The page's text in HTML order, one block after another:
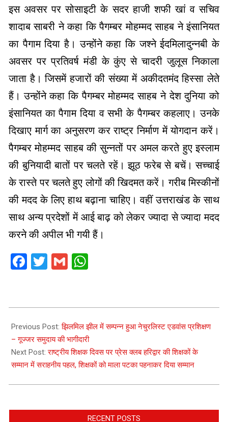
इस अवसर पर सोसाइटी के सदर हाजी शफी खां व सचिव
शादाब साबरी ने कहा कि पैगम्बर मोहम्मद साहब ने इंसानियत
का पैगाम दिया है। उन्होंने कहा कि जश्ने ईदमिलादुन्नबी के
अवसर पर प्रतिवर्ष मंडी के कुंए से चादरी जुलूस निकाला
जाता है। जिसमें हजारों की संख्या में अकीदतमंद हिस्सा लेते
हैं। उन्होंने कहा कि पैगम्बर मोहम्मद साहब ने देश दुनिया को
इंसानियत का पैगाम दिया व सभी के पैगम्बर कहलाए। उनके
दिखाए मार्ग का अनुसरण कर राष्ट्र निर्माण में योगदान करें।
पैगम्बर मोहम्मद साहब की सुन्नतों पर अमल करते हुए इस्लाम
की बुनियादी बातों पर चलते रहें। झूठ फरेब से बचें। सच्चाई
के रास्ते पर चलते हुए लोगों की खिदमत करें। गरीब मिस्कीनों
की मदद के लिए हाथ बढ़ाना चाहिए। वहीं उत्तराखंड के साथ
साथ अन्य प्रदेशों में आई बाढ़ को लेकर ज्यादा से ज्यादा मदद
करने की अपील भी गयी हैं।
Facebook
Twitter
Gmail
09-
05
Previous Post:झिलमिल झील में सम्पन्न हुआ नेचुरलिस्ट एडवांस प्रशिक्षण
– गूज्जर समुदाय की भागीदारी
Next Post:राष्ट्रीय शिक्षक दिवस पर प्रेस क्लब हरिद्वार की शिक्षकों के
सम्मान में सराहनीय पहल, शिक्षकों को माला पटका पहनाकर दिया सम्मान
RECENT POSTS